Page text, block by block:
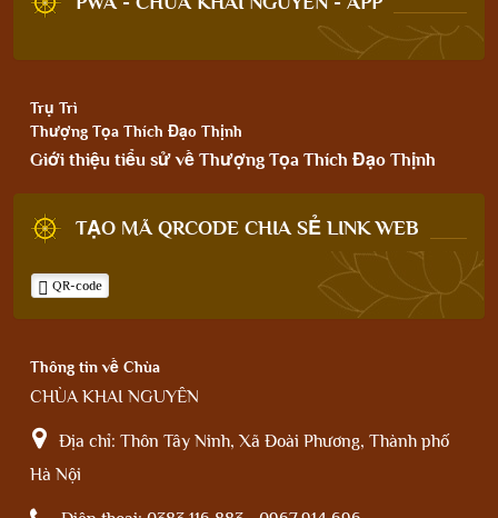
Trụ Trì
Thượng Tọa Thích Đạo Thịnh
Giới thiệu tiểu sử về Thượng Tọa Thích Đạo Thịnh
TẠO MÃ QRCODE CHIA SẺ LINK WEB
QR-code
Thông tin về Chùa
CHÙA KHAI NGUYÊN
Địa chỉ: Thôn Tây Ninh, Xã Đoài Phương, Thành phố
Hà Nội